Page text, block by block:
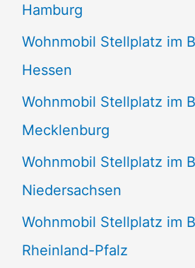
Hamburg
Wohnmobil Stellplatz im
Hessen
Wohnmobil Stellplatz im
Mecklenburg
Wohnmobil Stellplatz im
Niedersachsen
Wohnmobil Stellplatz im
Rheinland-Pfalz